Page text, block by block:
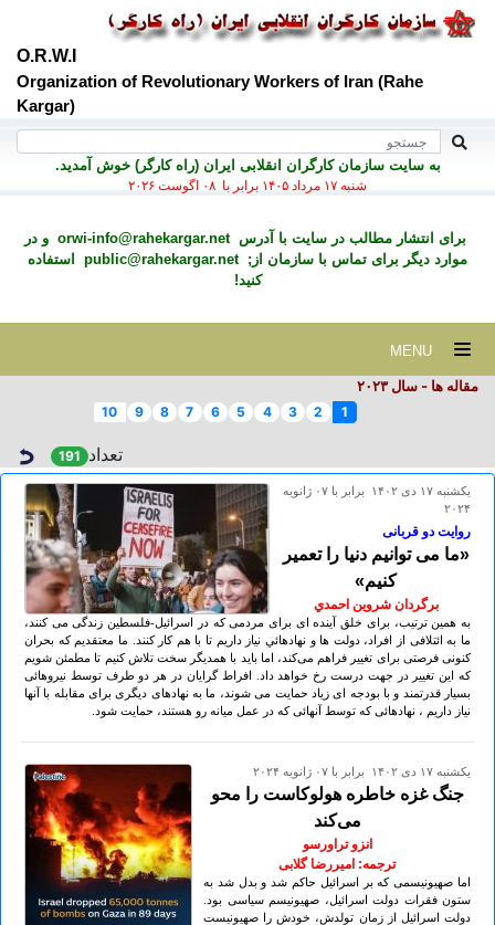
O.R.W.I
Organization of Revolutionary Workers of Iran (Rahe
Kargar)
به سايت سازمان کارگران انقلابی ايران (راه کارگر) خوش آمديد.
شنبه ۱۷ مرداد ۱۴۰۵ برابر با ۰۸ اگوست ۲۰۲۶
برای انتشار مطالب در سايت با آدرسorwi-info@rahekargar.net و در
موارد ديگر برای تماس با سازمان از;public@rahekargar.net
استفاده
کنید!
مقاله ها - سال ۲٠۲۳
1
2
3
4
5
6
7
8
9
10
تعداد 191
يكشنبه ۱۷ دی ۱۴۰۲ برابر با ۰۷ ژانويه
۲۰۲۴
روایت دو قربانی
«ما می توانیم دنیا را تعمیر
کنیم»
برگردان شروين احمدي
به همین ترتیب، برای خلق آینده ای برای مردمی که در اسرائیل-فلسطین زندگی می کنند،
ما به ائتلافی از افراد، دولت ها و نهادهائي نیاز داریم تا با هم کار کنند. ما معتقدیم که بحران
کنونی فرصتی برای تغییر فراهم می‌کند، اما باید با همدیگر سخت تلاش کنیم تا مطمئن شویم
که این تغییر در جهت درست رخ خواهد داد. افراط گرایان در هر دو طرف توسط نیروهائی
بسیار قدرتمند و با بودجه ای زیاد حمایت می شوند، ما به نهادهای دیگری برای مقابله با آنها
نیاز داریم ، نهادهائی که توسط آنهائی که در عمل میانه رو هستند، حمایت شود.
يكشنبه ۱۷ دی ۱۴۰۲ برابر با ۰۷ ژانويه ۲۰۲۴
جنگ غزه خاطره هولوکاست را محو
می‌کند
انزو تراورسو
ترجمه: امیررضا گلابی
اما صهیونیسمی که بر اسرائیل حاکم شد و بدل شد به
ستون فقرات دولت اسرائیل، صهیونیسم سیاسی بود.
دولت اسرائیل از زمان تولدش، خودش را صهیونیست